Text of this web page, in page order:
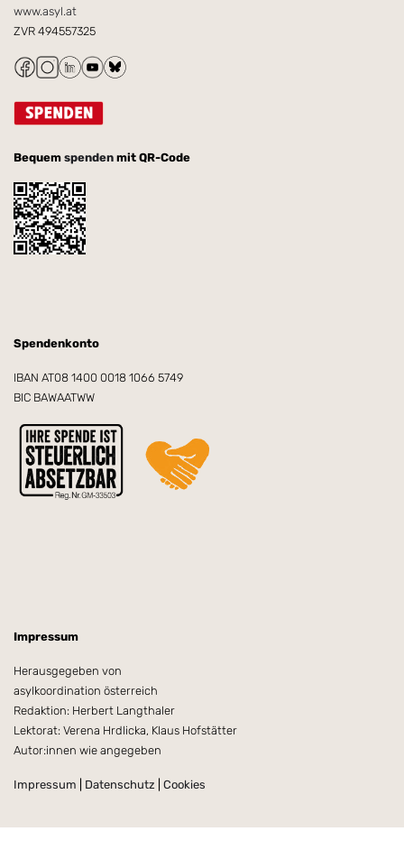
www.asyl.at
ZVR 494557325
Bequem spenden mit QR-Code
Spendenkonto
IBAN AT08 1400 0018 1066 5749
BIC BAWAATWW
Impressum
Herausgegeben von
asylkoordination österreich
Redaktion: Herbert Langthaler
Lektorat: Verena Hrdlicka, Klaus Hofstätter
Autor:innen wie angegeben
Impressum Datenschutz Cookies